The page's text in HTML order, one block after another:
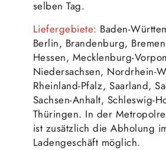
selben Tag.
Liefergebiete: Baden-
Berlin, Brandenburg,
Hessen, Mecklenburg-
Niedersachsen, Nordrhein-
Rheinland-Pfalz, Saarland,
Sachsen-Anhalt, Schleswig-
Thüringen. In der
ist zusätzlich die Abholung
Ladengeschäft möglich.